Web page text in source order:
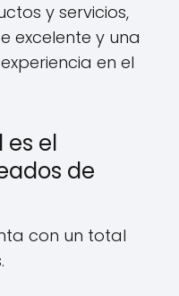
y servicios,
excelente y una
en el
es el
de
con un total